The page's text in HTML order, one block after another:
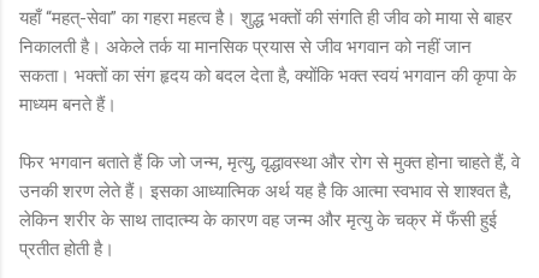
यहाँ “महत्-सेवा” का गहरा महत्व है। शुद्ध भक्तों की संगति ही जीव को माया से बाहर
निकालती है। अकेले तर्क या मानसिक प्रयास से जीव भगवान को नहीं जान
सकता। भक्तों का संग हृदय को बदल देता है, क्योंकि भक्त स्वयं भगवान की कृपा के
माध्यम बनते हैं।
फिर भगवान बताते हैं कि जो जन्म, मृत्यु, वृद्धावस्था और रोग से मुक्त होना चाहते हैं, वे
उनकी शरण लेते हैं। इसका आध्यात्मिक अर्थ यह है कि आत्मा स्वभाव से शाश्वत है,
लेकिन शरीर के साथ तादात्म्य के कारण वह जन्म और मृत्यु के चक्र में फँसी हुई
प्रतीत होती है।